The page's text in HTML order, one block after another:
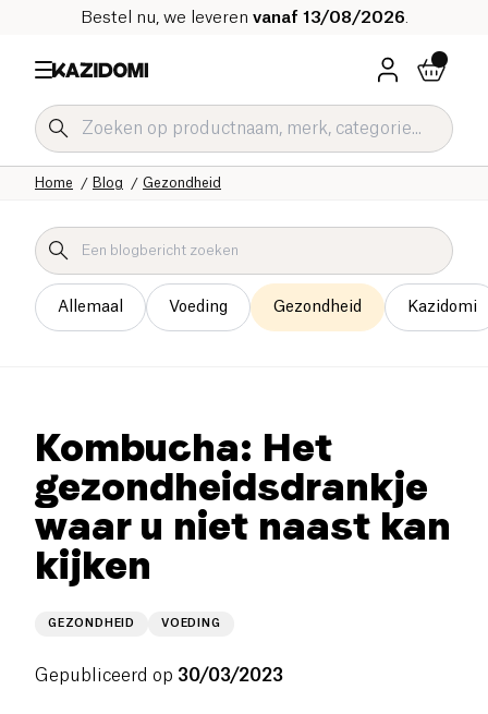
Bestel nu, we leveren vanaf 13/08/2026
Gezondheid
Blog
Home
Allemaal Voeding Gezondheid Kazidomi
Kombucha: Het
gezondheidsdrankje
waar u niet naast kan
kijken
GEZONDHEID VOEDING
Gepubliceerd op 30/03/2023